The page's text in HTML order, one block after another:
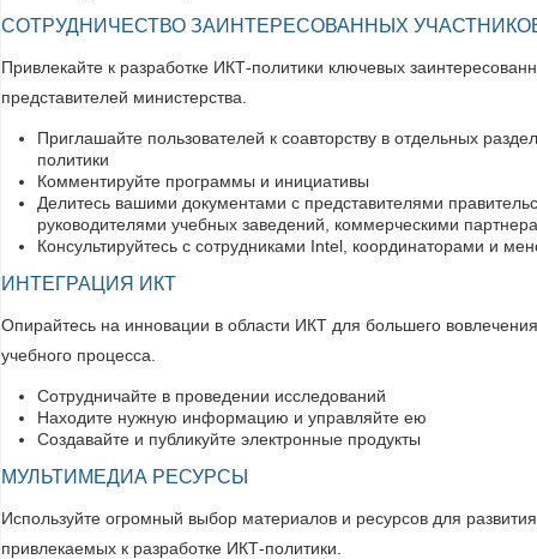
СОТРУДНИЧЕСТВО ЗАИНТЕРЕСОВАННЫХ
Привлекайте к разработке ИКТ-политики ключевых
представителей министерства.
Приглашайте пользователей к соавторству в отдельных
политики
Комментируйте программы и инициативы
Делитесь вашими документами с представителями
руководителями учебных заведений, коммерческими
Консультируйтесь с сотрудниками Intel, координаторами и
ИНТЕГРАЦИЯ ИКТ
Опирайтесь на инновации в области ИКТ для большего
учебного процесса.
Сотрудничайте в проведении исследований
Находите нужную информацию и управляйте ею
Создавайте и публикуйте электронные продукты
МУЛЬТИМЕДИА РЕСУРСЫ
Используйте огромный выбор материалов и ресурсов для
привлекаемых к разработке ИКТ-политики.